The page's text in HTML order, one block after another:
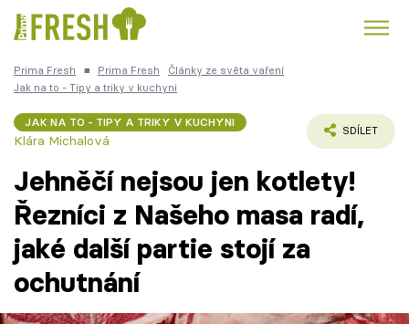
Trendy: Kuře Polévky k večeři
Česká kuchyně Čokoláda
Témata
Recepty
Prima Fresh ■ Prima Fresh
Články ze světa vaření
Jak na to - Tipy a triky v kuchyni
JAK NA TO - TIPY A TRIKY V KUCHYNI
Klára Michalová
SDÍLET
Jehněčí nejsou jen kotlety!
Řezníci z Našeho masa radí,
jaké další partie stojí za
ochutnání